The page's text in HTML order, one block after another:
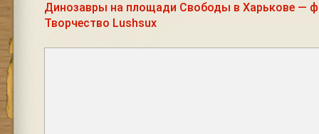
Динозавры на площади Свободы в Харькове —
Творчество Lushsux